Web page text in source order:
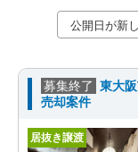
募集終了 東大
売却案件
居抜き譲渡